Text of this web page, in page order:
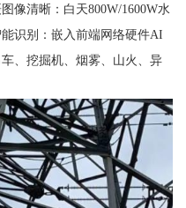
像清晰：白天800W/1600W水
识别：嵌入前端网络硬件AI
、挖掘机、烟雾、山火、异